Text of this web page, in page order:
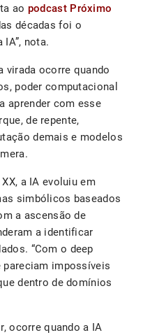
ao podcast Próximo
décadas foi o
nota.
virada ocorre quando
poder computacional
aprender com esse
de repente,
demais e modelos
a IA evoluiu em
simbólicos baseados
a ascensão de
a identificar
“Com o deep
pareciam impossíveis
dentro de domínios
ocorre quando a IA